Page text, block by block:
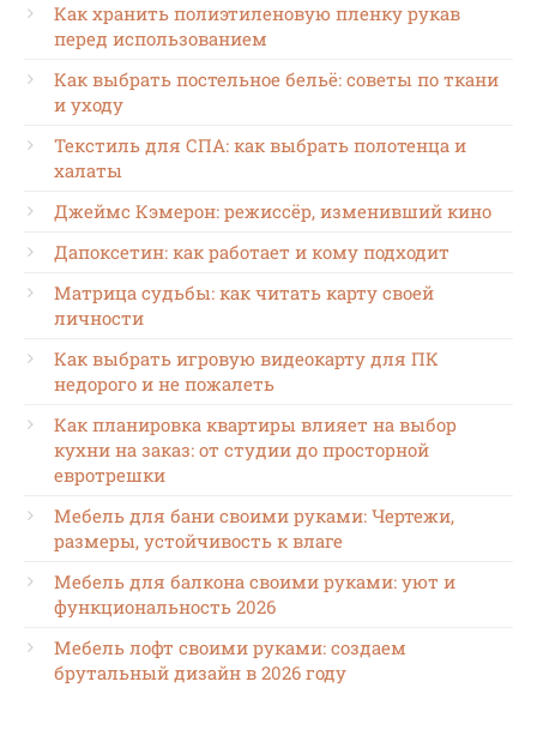
Как хранить полиэтиленовую пленку рукав
перед использованием
Как выбрать постельное бельё: советы по ткани
и уходу
Текстиль для СПА: как выбрать полотенца и
халаты
Джеймс Кэмерон: режиссёр, изменивший кино
Дапоксетин: как работает и кому подходит
Матрица судьбы: как читать карту своей
личности
Как выбрать игровую видеокарту для ПК
недорого и не пожалеть
Как планировка квартиры влияет на выбор
кухни на заказ: от студии до просторной
евротрешки
Мебель для бани своими руками: Чертежи,
размеры, устойчивость к влаге
Мебель для балкона своими руками: уют и
функциональность 2026
Мебель лофт своими руками: создаем
брутальный дизайн в 2026 году